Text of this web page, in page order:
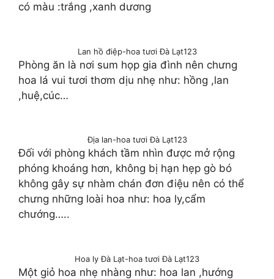
có màu :trắng ,xanh dương
Lan hồ điệp-hoa tươi Đà Lạt123
Phòng ăn là nơi sum họp gia đình nên chưng
hoa lá vui tươi thơm dịu nhẹ như: hồng ,lan
,huệ,cúc…
Địa lan-hoa tươi Đà Lạt123
Đối với phòng khách tầm nhìn được mở rộng
phóng khoáng hơn, không bị hạn hẹp gò bó
không gây sự nhàm chán đơn điệu nên có thể
chưng những loài hoa như: hoa ly,cẩm
chướng…..
Hoa ly Đà Lạt-hoa tươi Đà Lạt123
Một giỏ hoa nhẹ nhàng như: hoa lan ,hướng